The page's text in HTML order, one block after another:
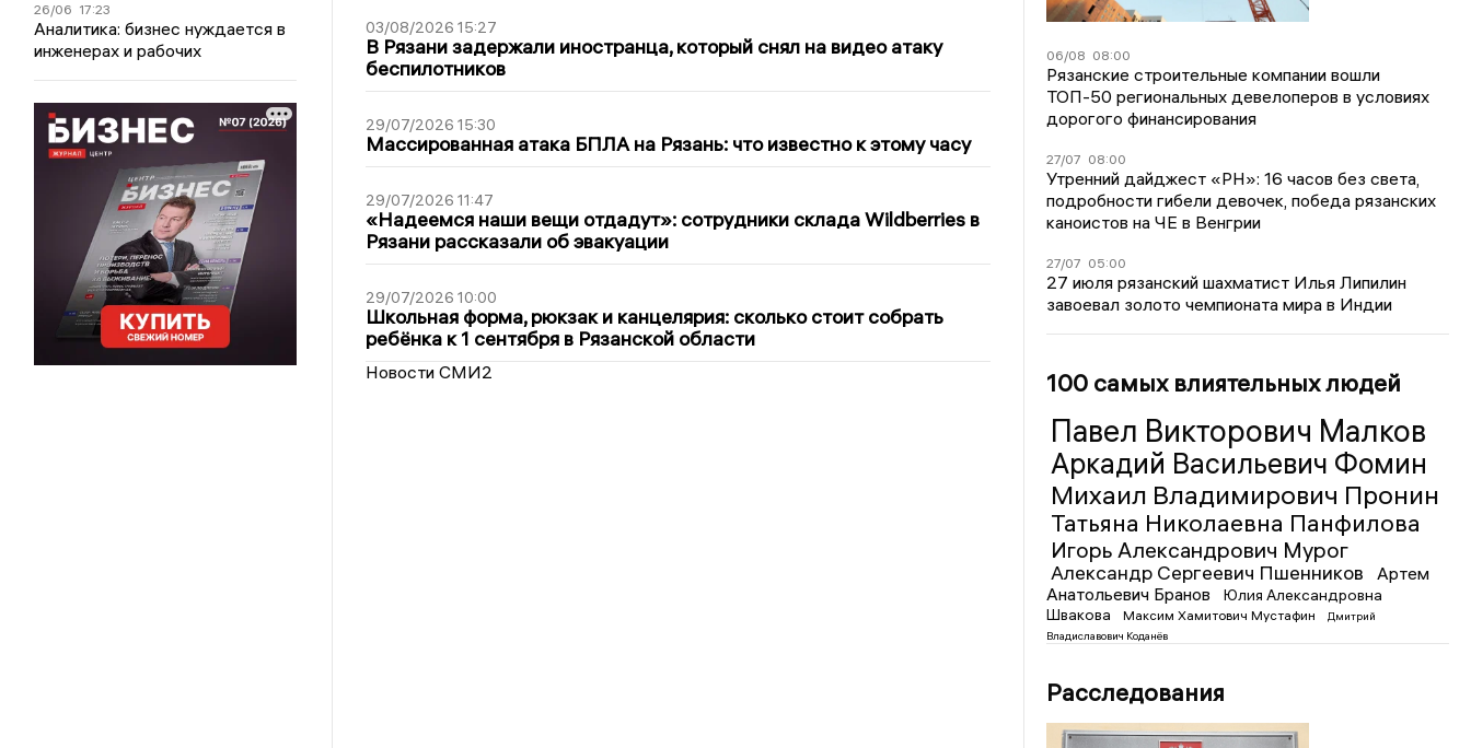
26/06 17:23
Аналитика: бизнес нуждается в
инженерах и рабочих
03/08/2026 15:27
В Рязани задержали иностранца, который снял на видео атаку
беспилотников
29/07/2026 15:30
Массированная атака БПЛА на Рязань: что известно к этому часу
29/07/2026 11:47
«Надеемся наши вещи отдадут»: сотрудники склада Wildberries в
Рязани рассказали об эвакуации
29/07/2026 10:00
Школьная форма, рюкзак и канцелярия: сколько стоит собрать
ребёнка к 1 сентября в Рязанской области
Новости СМИ2
06/08 08:00
Рязанские строительные компании вошли
ТОП-50 региональных девелоперов в условиях
дорогого финансирования
27/07 08:00
Утренний дайджест «РН»: 16 часов без света,
подробности гибели девочек, победа рязанских
каноистов на ЧЕ в Венгрии
27/07 05:00
27 июля рязанский шахматист Илья Липилин
завоевал золото чемпионата мира в Индии
100 самых влиятельных людей
Павел Викторович Малков
Аркадий Васильевич Фомин
Михаил Владимирович Пронин
Татьяна Николаевна Панфилова
Игорь Александрович Мурог
Александр Сергеевич Пшенников
Артем
Анатольевич Бранов
Юлия Александровна
Швакова
Максим Хамитович Мустафин
Дмитрий
Владиславович Коданёв
Расследования